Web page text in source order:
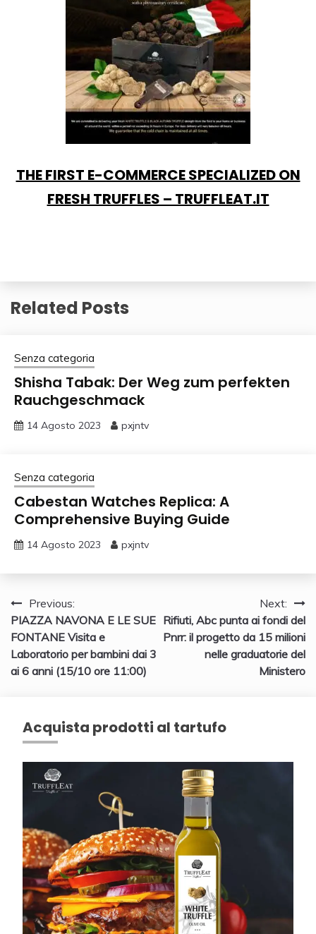
THE FIRST E-COMMERCE SPECIALIZED ON
FRESH TRUFFLES – TRUFFLEAT.IT
Related Posts
Senza categoria
Shisha Tabak: Der Weg zum perfekten
Rauchgeschmack
14 Agosto 2023 pxjntv
Senza categoria
Cabestan Watches Replica: A
Comprehensive Buying Guide
14 Agosto 2023 pxjntv
Navigazione
articoli
Previous:
PIAZZA NAVONA E LE SUE
FONTANE Visita e
Laboratorio per bambini dai 3
ai 6 anni (15/10 ore 11:00)
Next:
Rifiuti, Abc punta ai fondi del
Pnrr: il progetto da 15 milioni
nelle graduatorie del
Ministero
Acquista prodotti al tartufo